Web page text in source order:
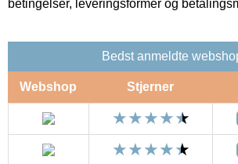
betingelser, leveringsformer og
Bedst anmeldte
Webshop Stjerner